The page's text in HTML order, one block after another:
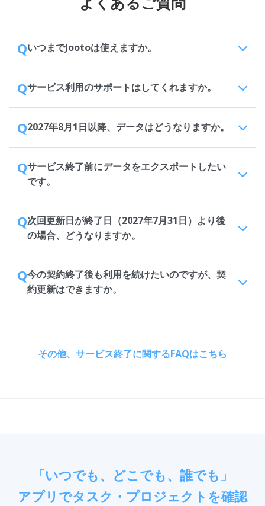
QいつまでJootoは使えますか。
Qサービス利用のサポートはしてくれますか。
Q2027年8月1日以降、データはどうなりますか。
Qサービス終了前にデータをエクスポートしたい
です。
Q次回更新日が終了日（2027年7月31日）より後
の場合、どうなりますか。
Q今の契約終了後も利用を続けたいのですが、契
約更新はできますか。
その他、サービス終了に関するFAQはこちら
「いつでも、どこでも、誰でも」
アプリでタスク・プロジェクトを確認